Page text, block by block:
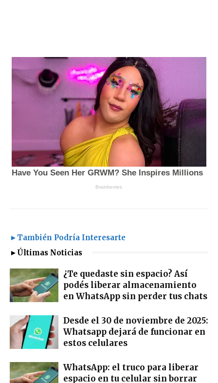
►También Podría Interesarte
►Últimas Noticias
¿Te quedaste sin espacio? Así
podés liberar almacenamiento
en WhatsApp sin perder tus chats
Desde el 30 de noviembre de 2025:
Whatsapp dejará de funcionar en
estos celulares
WhatsApp: el truco para liberar
espacio en tu celular sin borrar